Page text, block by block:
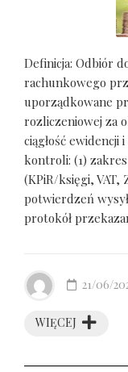
Definicja: Odbiór
rachunkowego
uporządkowane
rozliczeniowej za
ciągłość
kontroli: (1)
(KPiR/księgi,
potwierdzeń
protokół
WIĘCEJ
21/06/